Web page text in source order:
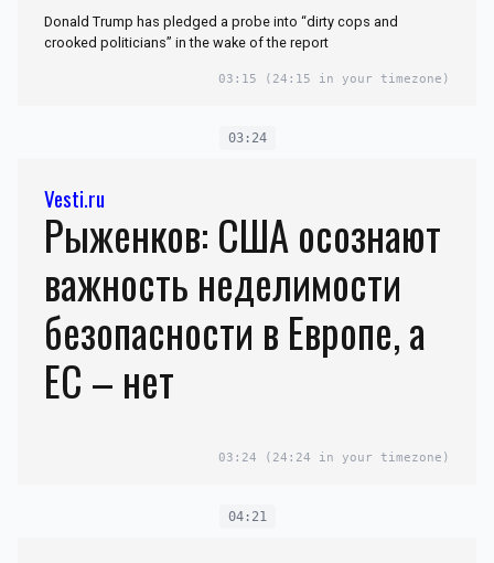
Donald Trump has pledged a probe into “dirty cops and
crooked politicians” in the wake of the report
03:15 (24:15 in your timezone)
03:24
Vesti.ru
Рыженков: США осознают
важность неделимости
безопасности в Европе, а
ЕС – нет
03:24 (24:24 in your timezone)
04:21